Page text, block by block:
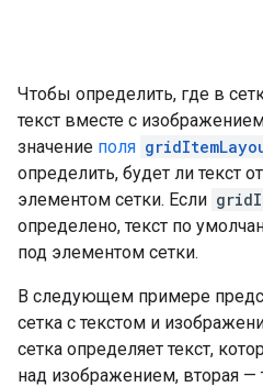
Чтобы определить, где в
текст вместе с
значение поля
определить, будет ли текст
элементом сетки. Если
определено, текст по
под элементом сетки.
В следующем примере
сетка с текстом и
сетка определяет текст,
над изображением, вторая —